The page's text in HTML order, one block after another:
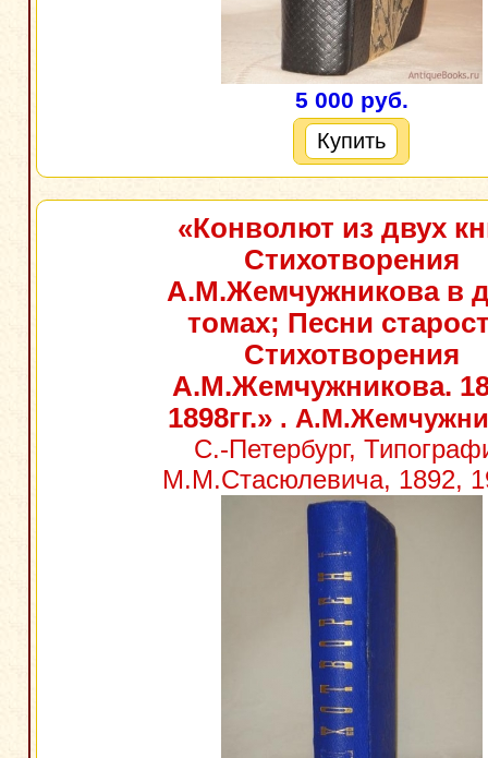
5 000 руб.
Купить
«Конволют из двух
Стихотворения
А.М.Жемчужникова в
томах; Песни
Стихотворения
А.М.Жемчужникова.
1898гг.» .
С.-Петербург,
М.М.Стасюлевича, 1892,